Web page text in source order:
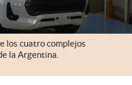
los cuatro complejos
la Argentina.